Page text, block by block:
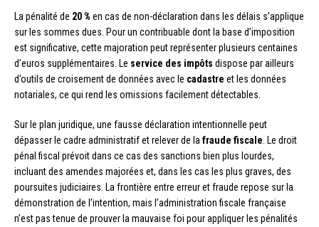
La pénalité de 20 % en cas de non-déclaration dans les délais s’applique
sur les sommes dues. Pour un contribuable dont la base d’imposition
est significative, cette majoration peut représenter plusieurs centaines
d’euros supplémentaires. Le service des impôts dispose par ailleurs
d’outils de croisement de données avec le cadastre et les données
notariales, ce qui rend les omissions facilement détectables.
Sur le plan juridique, une fausse déclaration intentionnelle peut
dépasser le cadre administratif et relever de la fraude fiscale . Le droit
pénal fiscal prévoit dans ce cas des sanctions bien plus lourdes,
incluant des amendes majorées et, dans les cas les plus graves, des
poursuites judiciaires. La frontière entre erreur et fraude repose sur la
démonstration de l’intention, mais l’administration fiscale française
n’est pas tenue de prouver la mauvaise foi pour appliquer les pénalités